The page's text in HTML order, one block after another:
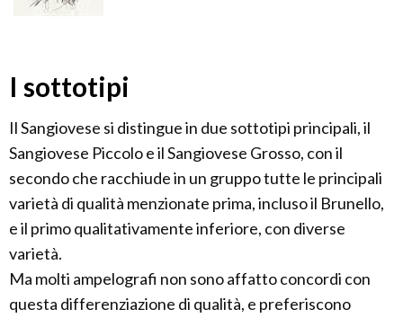
I sottotipi
Il Sangiovese si distingue in due sottotipi principali, il
Sangiovese Piccolo e il Sangiovese Grosso, con il
secondo che racchiude in un gruppo tutte le principali
varietà di qualità menzionate prima, incluso il Brunello,
e il primo qualitativamente inferiore, con diverse
varietà.
Ma molti ampelografi non sono affatto concordi con
questa differenziazione di qualità, e preferiscono